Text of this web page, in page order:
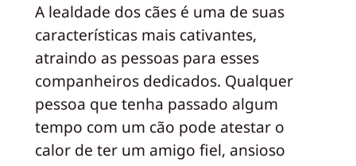
A lealdade dos cães é uma de suas
características mais cativantes,
atraindo as pessoas para esses
companheiros dedicados. Qualquer
pessoa que tenha passado algum
tempo com um cão pode atestar o
calor de ter um amigo fiel, ansioso